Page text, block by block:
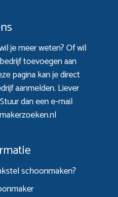
je meer weten? Of wil
toevoegen aan
paginakan je direct
aanmelden. Liever
dan een e-mail
schoonmaken?